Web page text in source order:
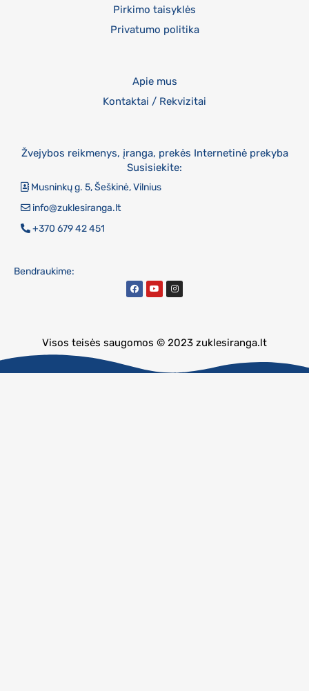
Pirkimo taisyklės
Privatumo politika
Apie mus
Kontaktai / Rekvizitai
Žvejybos reikmenys, įranga, prekės Internetinė prekyba
Susisiekite:
Musninkų g. 5, Šeškinė, Vilnius
info@zuklesiranga.lt
+370 679 42 451
Bendraukime:
Visos teisės saugomos © 2023 zuklesiranga.lt